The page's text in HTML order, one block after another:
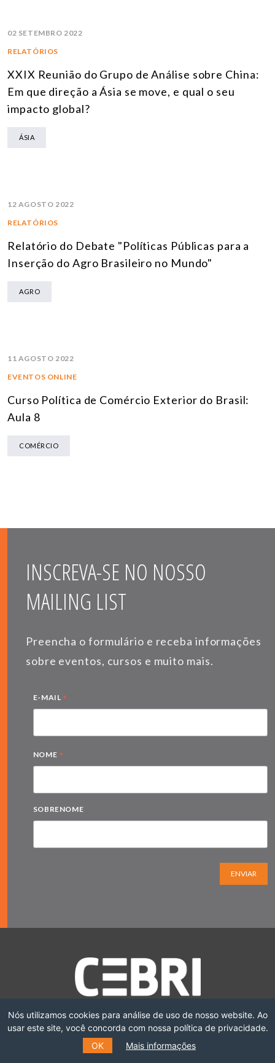
02 SETEMBRO 2022
RELATÓRIOS
XXIX Reunião do Grupo de Análise sobre China:
Em que direção a Ásia se move, e qual o seu
impacto global?
ÁSIA
12 AGOSTO 2022
RELATÓRIOS
Relatório do Debate "Políticas Públicas para a
Inserção do Agro Brasileiro no Mundo"
AGRO
11 AGOSTO 2022
EVENTOS ONLINE
Curso Política de Comércio Exterior do Brasil:
Aula 8
COMÉRCIO
INSCREVA-SE NO NOSSO
MAILING LIST
Preencha o formulário e receba informações
sobre eventos, cursos e muito mais.
E-MAIL *
NOME *
SOBRENOME
ENVIAR
Nós utilizamos cookies para análise de uso de nosso website. Ao
usar este site, você concorda com nossa política de privacidade.
OK
Mais informações